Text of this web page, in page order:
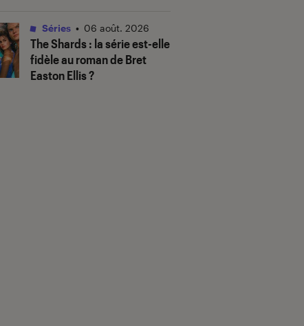
The Shards: la série est-elle
fidèle au roman de Bret
Easton Ellis ?
Séries • 06 août. 2026